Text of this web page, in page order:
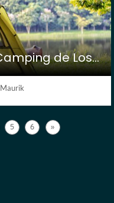
Camping de Loswal
Maurik
5 6 »